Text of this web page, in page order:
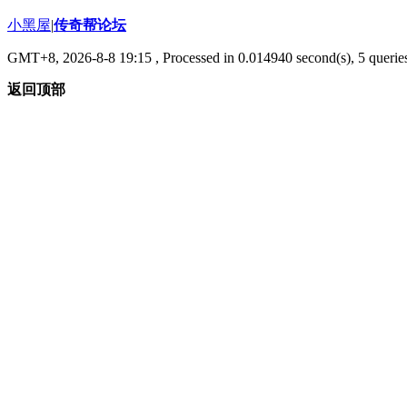
小黑屋|传奇帮论坛
GMT+8, 2026-8-8 19:15 , Processed in 0.014940 second(s), 5
返回顶部